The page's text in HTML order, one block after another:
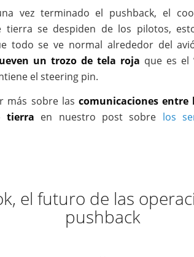
vez terminado el pushback, el
tierra se despiden de los pilotos,
todo se ve normal alrededor del
un trozo de tela roja que es el
el steering pin.
más sobre las comunicaciones
tierra en nuestro post sobre los
el futuro de las
pushback